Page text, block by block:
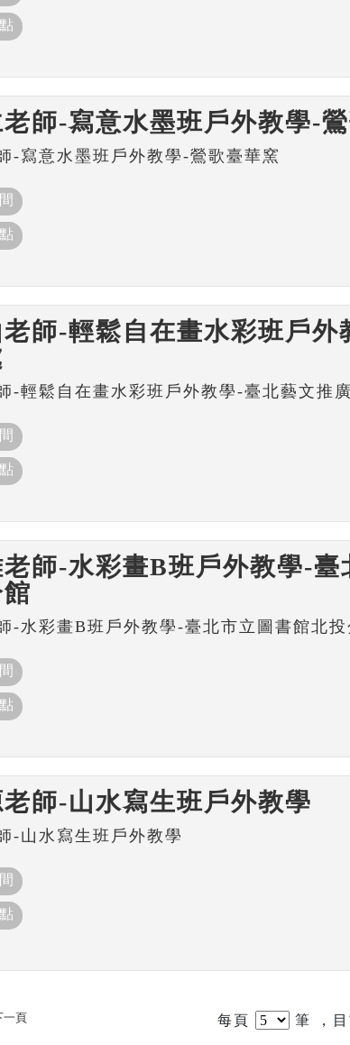
師-寫意水墨班戶外教學-
-寫意水墨班戶外教學-鶯歌臺華窯
師-輕鬆自在畫水彩班戶外
-輕鬆自在畫水彩班戶外教學-臺北藝文推
師-水彩畫B班戶外教學-臺
-水彩畫B班戶外教學-臺北市立圖書館北投
師-山水寫生班戶外教學
-山水寫生班戶外教學
一頁 每頁 筆 ，